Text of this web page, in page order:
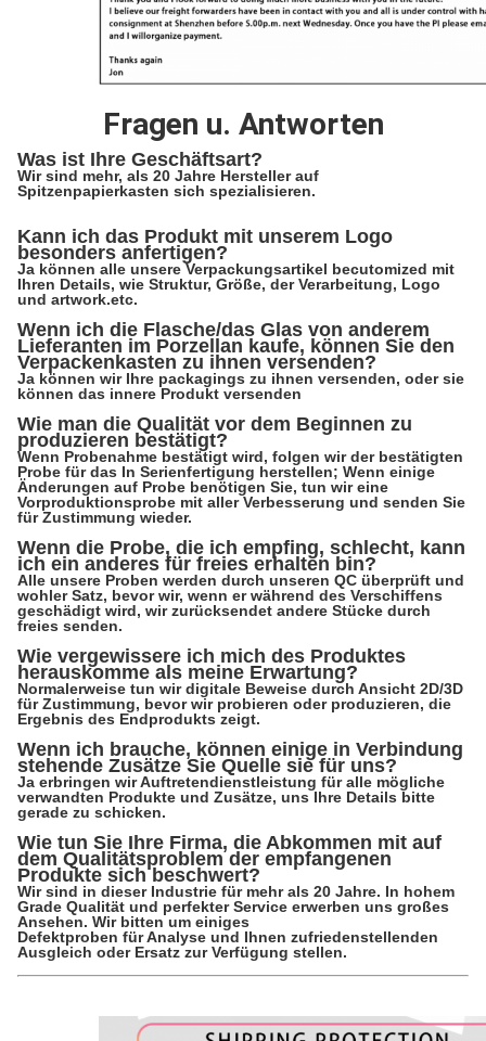
Fragen u. Antworten
Was ist Ihre Geschäftsart?
Wir sind mehr, als 20 Jahre Hersteller auf
Spitzenpapierkasten sich spezialisieren.
Kann ich das Produkt mit unserem Logo
besonders anfertigen?
Ja können alle unsere Verpackungsartikel becutomized mit
Ihren Details, wie Struktur, Größe, der Verarbeitung, Logo
und artwork.etc.
Wenn ich die Flasche/das Glas von anderem
Lieferanten im Porzellan kaufe, können Sie den
Verpackenkasten zu ihnen versenden?
Ja können wir Ihre packagings zu ihnen versenden, oder sie
können das innere Produkt versenden
Wie man die Qualität vor dem Beginnen zu
produzieren bestätigt?
Wenn Probenahme bestätigt wird, folgen wir der bestätigten
Probe für das In Serienfertigung herstellen; Wenn einige
Änderungen auf Probe benötigen Sie, tun wir eine
Vorproduktionsprobe mit aller Verbesserung und senden Sie
für Zustimmung wieder.
Wenn die Probe, die ich empfing, schlecht, kann
ich ein anderes für freies erhalten bin?
Alle unsere Proben werden durch unseren QC überprüft und
wohler Satz, bevor wir, wenn er während des Verschiffens
geschädigt wird, wir zurücksendet andere Stücke durch
freies senden.
Wie vergewissere ich mich des Produktes
herauskomme als meine Erwartung?
Normalerweise tun wir digitale Beweise durch Ansicht 2D/3D
für Zustimmung, bevor wir probieren oder produzieren, die
Ergebnis des Endprodukts zeigt.
Wenn ich brauche, können einige in Verbindung
stehende Zusätze Sie Quelle sie für uns?
Ja erbringen wir Auftretendienstleistung für alle mögliche
verwandten Produkte und Zusätze, uns Ihre Details bitte
gerade zu schicken.
Wie tun Sie Ihre Firma, die Abkommen mit auf
dem Qualitätsproblem der empfangenen
Produkte sich beschwert?
Wir sind in dieser Industrie für mehr als 20 Jahre. In hohem
Grade Qualität und perfekter Service erwerben uns großes
Ansehen. Wir bitten um einiges
Defektproben für Analyse und Ihnen zufriedenstellenden
Ausgleich oder Ersatz zur Verfügung stellen.